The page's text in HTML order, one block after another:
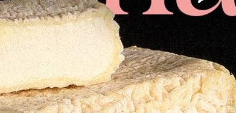
Transportamos los productos frescos
garantizar su calidad desde el origen